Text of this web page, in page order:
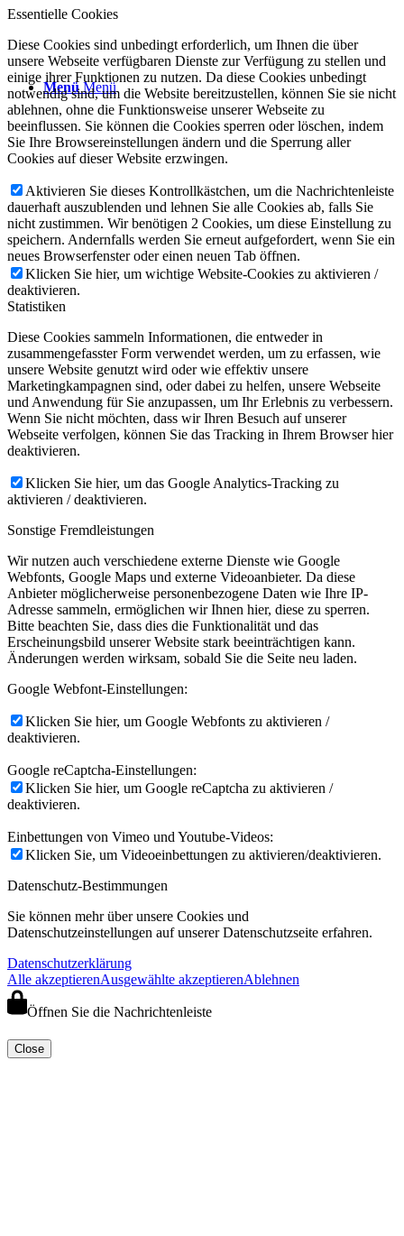
Menü Menü
Essentielle Cookies
Diese Cookies sind unbedingt erforderlich, um Ihnen die über
unsere Webseite verfügbaren Dienste zur Verfügung zu stellen und
einige ihrer Funktionen zu nutzen. Da diese Cookies unbedingt
notwendig sind, um die Website bereitzustellen, können Sie sie nicht
ablehnen, ohne die Funktionsweise unserer Webseite zu
beeinflussen. Sie können die Cookies sperren oder löschen, indem
Sie Ihre Browsereinstellungen ändern und die Sperrung aller
Cookies auf dieser Website erzwingen.
Aktivieren Sie dieses Kontrollkästchen, um die Nachrichtenleiste
dauerhaft auszublenden und lehnen Sie alle Cookies ab, falls Sie
nicht zustimmen. Wir benötigen 2 Cookies, um diese Einstellung zu
speichern. Andernfalls werden Sie erneut aufgefordert, wenn Sie ein
neues Browserfenster oder einen neuen Tab öffnen.
Klicken Sie hier, um wichtige Website-Cookies zu aktivieren /
deaktivieren.
Statistiken
Diese Cookies sammeln Informationen, die entweder in
zusammengefasster Form verwendet werden, um zu erfassen, wie
unsere Website genutzt wird oder wie effektiv unsere
Marketingkampagnen sind, oder dabei zu helfen, unsere Webseite
und Anwendung für Sie anzupassen, um Ihr Erlebnis zu verbessern.
Wenn Sie nicht möchten, dass wir Ihren Besuch auf unserer
Webseite verfolgen, können Sie das Tracking in Ihrem Browser hier
deaktivieren.
Klicken Sie hier, um das Google Analytics-Tracking zu
aktivieren / deaktivieren.
Sonstige Fremdleistungen
Wir nutzen auch verschiedene externe Dienste wie Google
Webfonts, Google Maps und externe Videoanbieter. Da diese
Anbieter möglicherweise personenbezogene Daten wie Ihre IP-
Adresse sammeln, ermöglichen wir Ihnen hier, diese zu sperren.
Bitte beachten Sie, dass dies die Funktionalität und das
Erscheinungsbild unserer Website stark beeinträchtigen kann.
Änderungen werden wirksam, sobald Sie die Seite neu laden.
Google Webfont-Einstellungen:
Klicken Sie hier, um Google Webfonts zu aktivieren /
deaktivieren.
Google reCaptcha-Einstellungen:
Klicken Sie hier, um Google reCaptcha zu aktivieren /
deaktivieren.
Einbettungen von Vimeo und Youtube-Videos:
Klicken Sie, um Videoeinbettungen zu aktivieren/deaktivieren.
Datenschutz-Bestimmungen
Sie können mehr über unsere Cookies und
Datenschutzeinstellungen auf unserer Datenschutzseite erfahren.
Datenschutzerklärung
Alle akzeptierenAusgewählte akzeptierenAblehnen
Öffnen Sie die Nachrichtenleiste
Close